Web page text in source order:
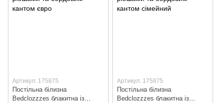
Артикул: 175875
Постільна білизна
Bedclozzzes блакитна із
Артикул: 175875
Постільна білизна
Bedclozzzes блакитна із